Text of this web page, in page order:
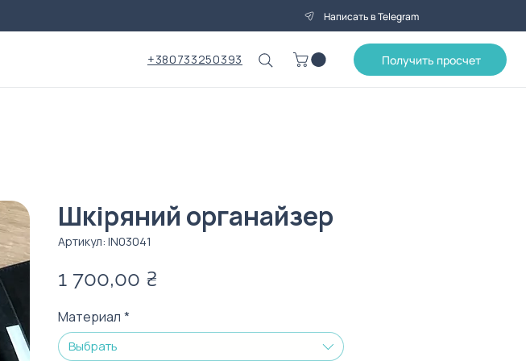
Написать в Telegram
+380733250393 Получить просчет
Шкіряний органайзер
Артикул: IN03041
1 700,00 ₴
Материал *
Выбрать